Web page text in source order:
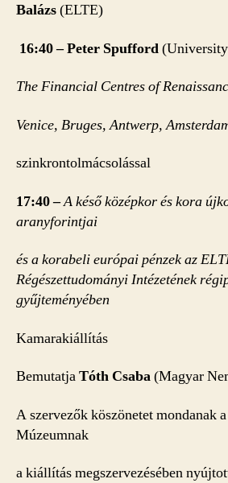
Balázs(ELTE)
16:40–Peter Spufford
The Financial Centres of
Venice, Bruges, Antwerp,
szinkrontolmácsolással
17:40–A késő középkor és kora
aranyforintjai
és a korabeli európai pénzek az
Régészettudományi Intézetének
gyűjteményében
Kamarakiállítás
BemutatjaTóth Csaba(Magyar
A szervezők köszönetet mondanak
Múzeumnak
a kiállítás megszervezésében